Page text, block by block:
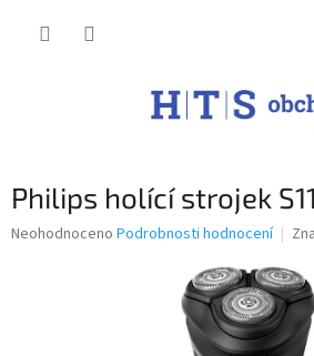
Philips holící strojek
Průměrné
Neohodnoceno Podrobnosti hodnocení